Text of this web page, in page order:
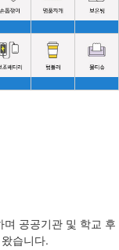
공공기관 및 학교 후
습니다.